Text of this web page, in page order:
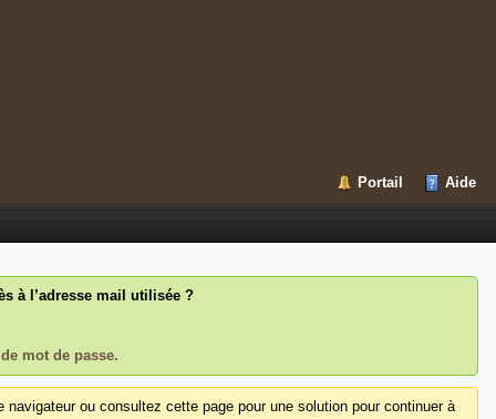
Portail Aide
à l’adresse mail utilisée ?
mot de passe.
ou consultez cette page pour une solution pour continuer à